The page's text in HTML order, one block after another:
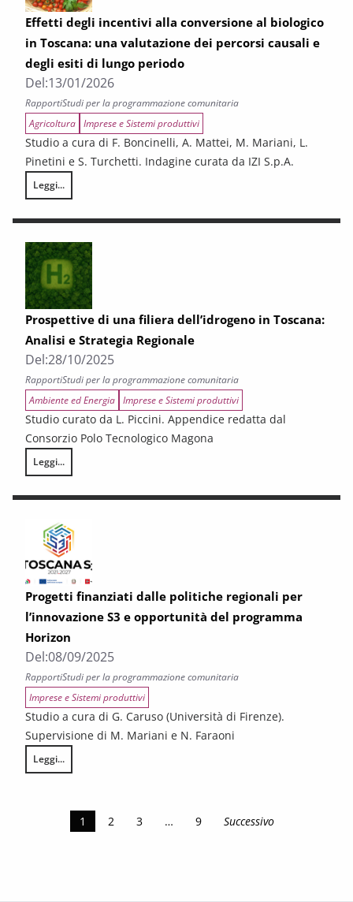
Effetti degli incentivi alla conversione al biologico
in Toscana: una valutazione dei percorsi causali e
degli esiti di lungo periodo
Del:13/01/2026
RapportiStudi per la programmazione comunitaria
Agricoltura Imprese e Sistemi produttivi
Studio a cura di F. Boncinelli, A. Mattei, M. Mariani, L.
Pinetini e S. Turchetti. Indagine curata da IZI S.p.A.
Leggi...
Effetti degli incentivi alla conversione al biologico in Toscana: una
Prospettive di una filiera dell’idrogeno in Toscana:
Analisi e Strategia Regionale
Del:28/10/2025
RapportiStudi per la programmazione comunitaria
Ambiente ed Energia Imprese e Sistemi produttivi
Studio curato da L. Piccini. Appendice redatta dal
Consorzio Polo Tecnologico Magona
Leggi...
Prospettive di una filiera dell’idrogeno in Toscana: Analisi e Strategia
Progetti finanziati dalle politiche regionali per
l’innovazione S3 e opportunità del programma
Horizon
Del:08/09/2025
RapportiStudi per la programmazione comunitaria
Imprese e Sistemi produttivi
Studio a cura di G. Caruso (Università di Firenze).
Supervisione di M. Mariani e N. Faraoni
Leggi...
Progetti finanziati dalle politiche regionali per l’innovazione S3 e
1 2 3 … 9 Successivo